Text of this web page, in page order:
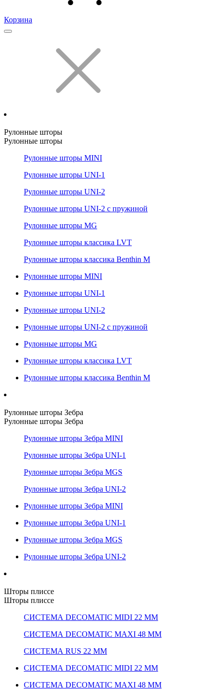
Корзина
Рулонные шторы
Рулонные шторы
Рулонные шторы MINI
Рулонные шторы UNI-1
Рулонные шторы UNI-2
Рулонные шторы UNI-2 с пружиной
Рулонные шторы MG
Рулонные шторы классика LVT
Рулонные шторы классика Benthin M
Рулонные шторы MINI
Рулонные шторы UNI-1
Рулонные шторы UNI-2
Рулонные шторы UNI-2 с пружиной
Рулонные шторы MG
Рулонные шторы классика LVT
Рулонные шторы классика Benthin M
Рулонные шторы Зебра
Рулонные шторы Зебра
Рулонные шторы Зебра MINI
Рулонные шторы Зебра UNI-1
Рулонные шторы Зебра MGS
Рулонные шторы Зебра UNI-2
Рулонные шторы Зебра MINI
Рулонные шторы Зебра UNI-1
Рулонные шторы Зебра MGS
Рулонные шторы Зебра UNI-2
Шторы плиссе
Шторы плиссе
СИСТЕМА DECOMATIC MIDI 22 ММ
СИСТЕМА DECOMATIC MAXI 48 ММ
СИСТЕМА RUS 22 ММ
СИСТЕМА DECOMATIC MIDI 22 ММ
СИСТЕМА DECOMATIC MAXI 48 ММ